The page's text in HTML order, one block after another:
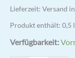
49,95 €
Lieferzeit: Versand
Produkt enthält: 0,5 l
Verfügbarkeit: